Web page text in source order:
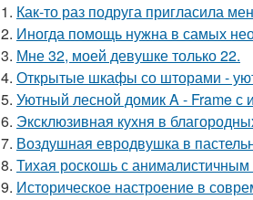
1. Как-то раз подруга пригласила
2. Иногда помощь нужна в самых
3. Мне 32, моей девушке только 22.
4. Открытые шкафы со шторами -
5. Уютный лесной домик A - Frame с
6. Эксклюзивная кухня в
7. Воздушная евродвушка в
8. Тихая роскошь с
9. Историческое настроение в